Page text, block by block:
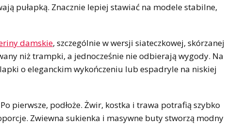
pułapką. Znacznie lepiej stawiać na modele stabilne,
damskie, szczególnie w wersji siateczkowej, skórzanej
niż trampki, a jednocześnie nie odbierają wygody. Na
o eleganckim wykończeniu lub espadryle na niskiej
pierwsze, podłoże. Żwir, kostka i trawa potrafią szybko
Zwiewna sukienka i masywne buty stworzą modny